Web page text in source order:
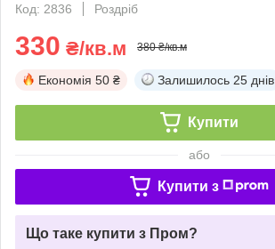
Код: 2836
Роздріб
330 ₴/кв.м 380 ₴/кв.м
Економія 50 ₴ Залишилось 25 днів
Купити
або
Купити з
Що таке купити з Пром?